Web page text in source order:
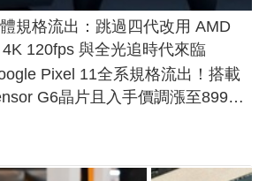
規格流出：跳過四代改用 AMD
120fps 與全光追時代來臨
Pixel 11全系規格流出！搭載
G6晶片且入手價調漲至899美